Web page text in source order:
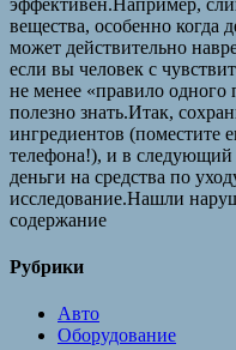
вещества, особенно когда
может действительно
если вы человек с
не менее «правило
полезно знать.Итак,
ингредиентов (поместите
телефона!), и в следующий
деньги на средства по
исследование.Нашли
содержание
Рубрики
Авто
Оборудование